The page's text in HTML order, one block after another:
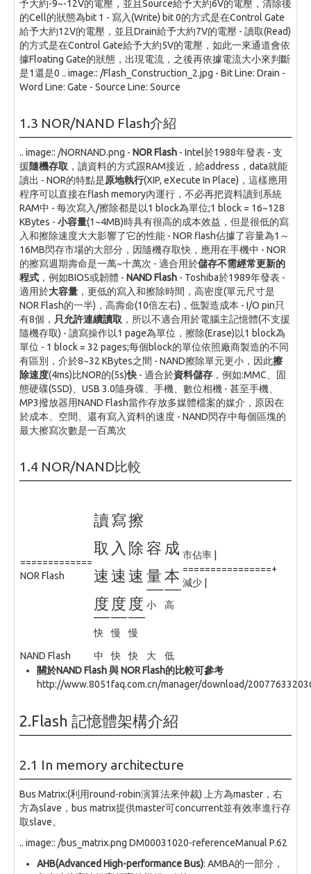
予大約-9~-12V的電壓，並且Source給予大約6V的電壓，清除後
的Cell的狀態為bit 1 - 寫入(Write) bit 0的方式是在Control Gate
給予大約12V的電壓，並且Drain給予大約7V的電壓 - 讀取(Read)
的方式是在Control Gate給予大約5V的電壓，如此一來通道會依
據Floating Gate的狀態，出現電流，之後再依據電流大小來判斷
是1還是0 .. image:: /Flash_Construction_2.jpg - Bit Line: Drain -
Word Line: Gate - Source Line: Source
1.3 NOR/NAND Flash介紹
.. image:: /NORNAND.png - NOR Flash - Intel於1988年發表 - 支
援隨機存取 ，讀資料的方式跟RAM接近，給address，data就能
讀出 - NOR的特點是原地執行(XIP, eXecute In Place)，這樣應用
程序可以直接在flash memory內運行，不必再把資料讀到系統
RAM中 - 每次寫入/擦除都是以1 block為單位;1 block = 16~128
KBytes - 小容量(1~4MB)時具有很高的成本效益，但是很低的寫
入和擦除速度大大影響了它的性能 - NOR flash佔據了容量為1～
16MB閃存市場的大部分，因隨機存取快，應用在手機中 - NOR
的擦寫週期壽命是一萬~十萬次 - 適合用於儲存不需經常更新的
程式 ，例如BIOS或韌體 - NAND Flash - Toshiba於1989年發表 -
適用於大容量 ，更低的寫入和擦除時間，高密度(單元尺寸是
NOR Flash的一半)，高壽命(10倍左右)，低製造成本 - I/O pin只
有8個， 只允許連續讀取 ，所以不適合用於電腦主記憶體(不支援
隨機存取) - 讀寫操作以1 page為單位，擦除(Erase)以1 block為
單位 - 1 block = 32 pages;每個block的單位依照廠商製造的不同
有區別，介於8~32 KBytes之間 - NAND擦除單元更小，因此擦
除速度(4ms)比NOR的(5s)快 - 適合於資料儲存 ，例如:MMC、固
態硬碟(SSD)、USB 3.0隨身碟、手機、數位相機 - 甚至手機、
MP3撥放器用NAND Flash當作存放多媒體檔案的媒介，原因在
於成本、空間、還有寫入資料的速度 - NAND閃存中每個區塊的
最大擦寫次數是一百萬次
1.4 NOR/NAND比較
=============
NOR Flash
讀
取
速
度
快
寫
入
速
度
慢
擦
除
速
度
慢
容
量
小
成
本
高
市佔率 |
================+
減少 |
NAND Flash 中 快 快 大
低
關於NAND Flash 與 NOR Flash的比較可參考
http://www.8051faq.com.cn/manager/download/
2.Flash 記憶體架構介紹
2.1 In memory architecture
Bus Matrix:(利用round-robin演算法來仲裁) 上方為master，右
方為slave，bus matrix提供master可concurrent並有效率進行存
取slave。
.. image:: /bus_matrix.png DM00031020-referenceManual P.62
AHB(Advanced High-performance Bus): AMBA的一部分，